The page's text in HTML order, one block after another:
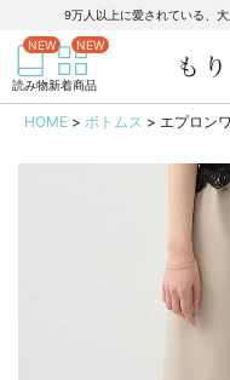
9万人以上に愛されている、
読み物新着商品
商品を検索
HOME ボトムス エプロン